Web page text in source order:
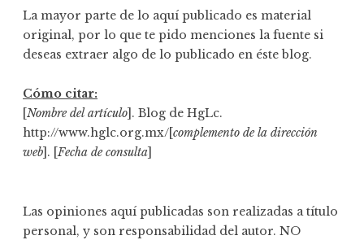
La mayor parte de lo aquí publicado es material
original, por lo que te pido menciones la fuente si
deseas extraer algo de lo publicado en éste blog.
Cómo citar:
[Nombre del artículo]. Blog de HgLc.
http://www.hglc.org.mx/[complemento de la dirección
web]. [Fecha de consulta]
Las opiniones aquí publicadas son realizadas a título
personal, y son responsabilidad del autor. NO